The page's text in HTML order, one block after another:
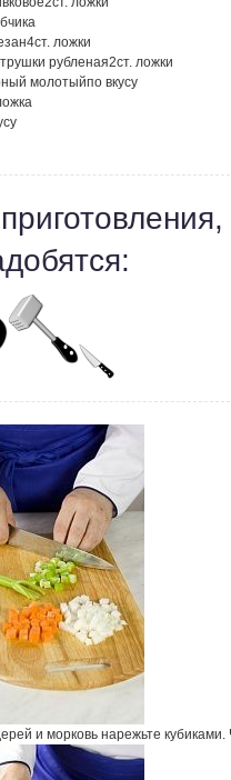
4ст. ложки
рубленая2ст. ложки
молотыйпо вкусу
и морковь нарежьте